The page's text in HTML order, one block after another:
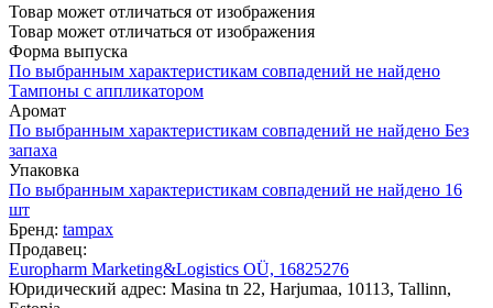
Товар может отличаться от изображения
Товар может отличаться от изображения
Форма выпуска
По выбранным характеристикам совпадений не найдено
Тампоны с аппликатором
Аромат
По выбранным характеристикам совпадений не найдено Без
запаха
Упаковка
По выбранным характеристикам совпадений не найдено 16
шт
Бренд: tampax
Продавец:
Europharm Marketing&Logistics OÜ, 16825276
Юридический адрес: Masina tn 22, Harjumaa, 10113, Tallinn,